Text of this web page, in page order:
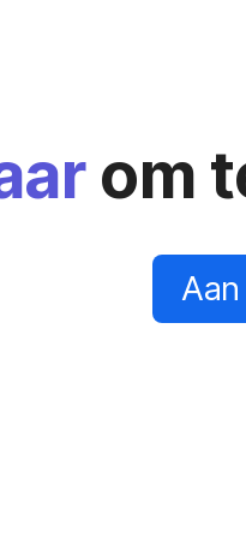
om